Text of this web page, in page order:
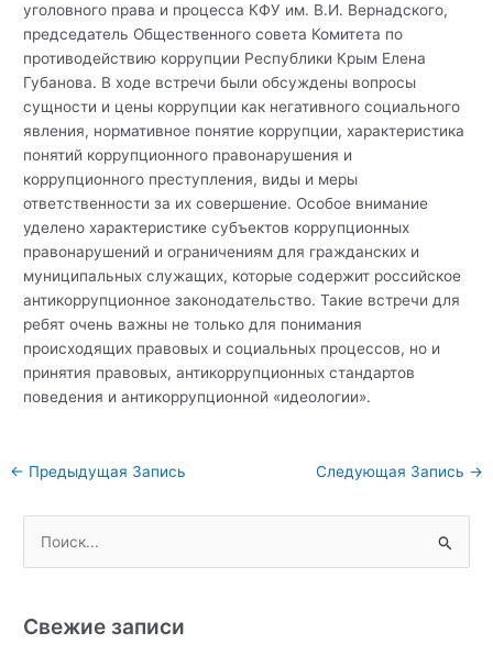
уголовного права и процесса КФУ им. В.И. Вернадского,
председатель Общественного совета Комитета по
противодействию коррупции Республики Крым Елена
Губанова. В ходе встречи были обсуждены вопросы
сущности и цены коррупции как негативного социального
явления, нормативное понятие коррупции, характеристика
понятий коррупционного правонарушения и
коррупционного преступления, виды и меры
ответственности за их совершение. Особое внимание
уделено характеристике субъектов коррупционных
правонарушений и ограничениям для гражданских и
муниципальных служащих, которые содержит российское
антикоррупционное законодательство. Такие встречи для
ребят очень важны не только для понимания
происходящих правовых и социальных процессов, но и
принятия правовых, антикоррупционных стандартов
поведения и антикоррупционной «идеологии».
Навигация
записям
← Предыдущая Запись Следующая Запись →
с
Свежие записи